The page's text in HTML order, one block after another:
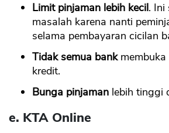
Limit pinjaman lebih kecil. Ini
masalah karena nanti
selama pembayaran cicilan
Tidak semua bankmembuka
kredit.
Bunga pinjaman lebih tinggi
e. KTA Online